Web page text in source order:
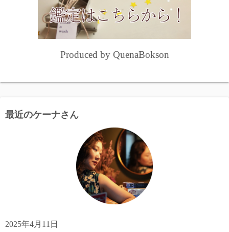
Produced by QuenaBokson
最近のケーナさん
2025年4月11日